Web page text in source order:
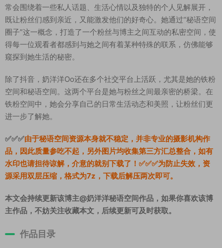
常会围绕着一些私人话题、生活心情以及独特的个人见解展开，
既让粉丝们感到亲近，又能激发他们的好奇心。她通过“秘语空间
圈子”这一概念，打造了一个粉丝与博主之间互动的私密空间，使
得每一位观看者都感到与她之间有着某种特殊的联系，仿佛能够
窥探到她生活的秘密。
除了抖音，奶洋洋Oo还在多个社交平台上活跃，尤其是她的铁粉
空间和秘语空间。这两个平台是她与粉丝之间最亲密的桥梁。在
铁粉空间中，她会分享自己的日常生活动态和美照，让粉丝们更
进一步了解她。
✅✅✅由于秘语空间资源本身就不稳定，并非专业的摄影机构作
品，因此质量参吃不起，另外图片均收集第三方汇总整合，如有
水印也请担待谅解，介意的就别下载了！✅✅✅为防止失效，资
源采用双层压缩，格式为7z，下载后解压两次即可。
本文会持续更新该博主@奶洋洋秘语空间作品，如果你喜欢该博
主作品，不妨关注收藏本文，后续更新可及时获取。
作品目录